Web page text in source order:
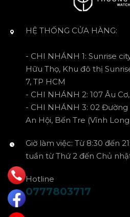
HỆ THỐNG CỬA HÀNG:
- CHI NHÁNH 1: Sunrise
Hữu Thọ, Khu đô thị
7, TP HCM
- CHI NHÁNH 2: 107 Âu Cơ,
- CHI NHÁNH 3: 02
An Hội, Bến Tre (Vĩnh
Giờ làm việc: Từ 8:30 đến
tuần từ Thứ 2 đến Chủ
Hotline
0777803717